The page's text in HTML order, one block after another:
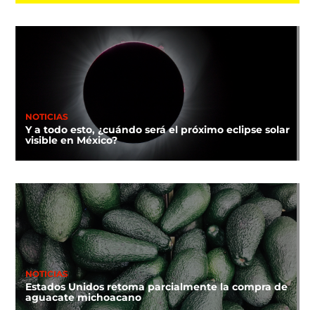
NOTICIAS
Y a todo esto, ¿cuándo será el próximo eclipse solar
visible en México?
NOTICIAS
Estados Unidos retoma parcialmente la compra de
aguacate michoacano